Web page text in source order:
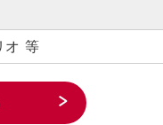
オ 等